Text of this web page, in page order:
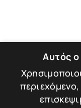
Αυτός ο